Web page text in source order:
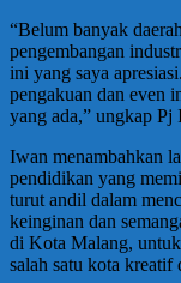
“Belum banyak
pengembangan
ini yang saya
pengakuan dan even
yang ada,” ungkap
Iwan menambahkan
pendidikan yang
turut andil dalam
keinginan dan
di Kota Malang,
salah satu kota kreatif